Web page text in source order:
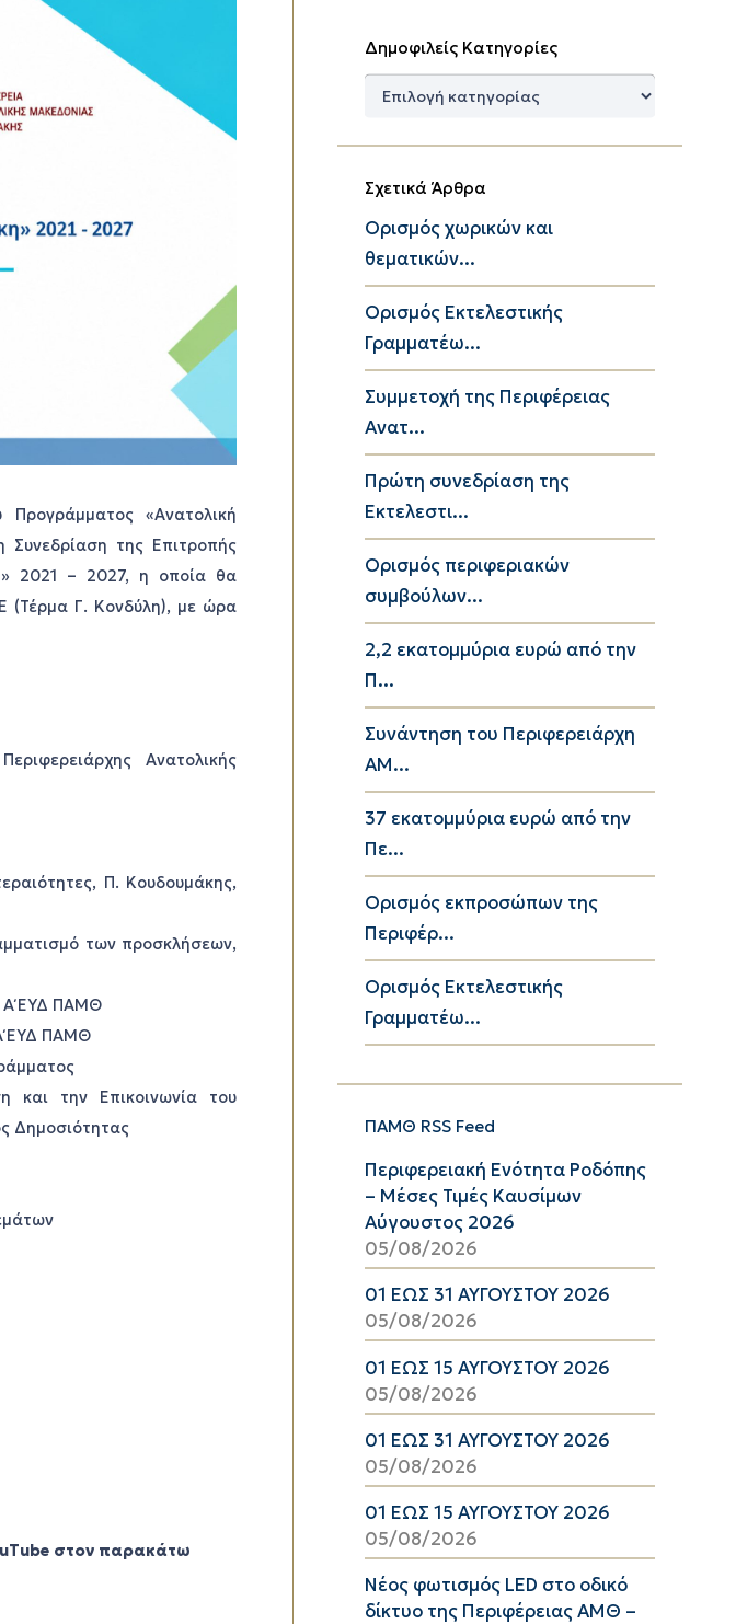
«Ανατολική
της Επιτροπής
2021 – 2027, η οποία θα
(Τέρμα Γ. Κονδύλη), με ώρα
Ανατολικής
Π. Κουδουμάκης,
των προσκλήσεων,
Α΄ ΕΥΔ ΠΑΜΘ
ΕΥΔ ΠΑΜΘ
και την Επικοινωνία του
Δημοσιότητας
στον παρακάτω
Δημοφιλείς Κατηγορίες
Δημοφιλείς
Σχετικά Άρθρα
Ορισμός χωρικών και
θεματικών...
Ορισμός Εκτελεστικής
Γραμματέω...
Συμμετοχή της Περιφέρειας
Ανατ...
Πρώτη συνεδρίαση της
Εκτελεστι...
Ορισμός περιφεριακών
συμβούλων...
2,2 εκατομμύρια ευρώ από την
Π...
Συνάντηση του Περιφερειάρχη
ΑΜ...
37 εκατομμύρια ευρώ από την
Πε...
Ορισμός εκπροσώπων της
Περιφέρ...
Ορισμός Εκτελεστικής
Γραμματέω...
ΠΑΜΘ RSS Feed
Περιφερειακή Ενότητα Ροδόπης
– Μέσες Τιμές Καυσίμων
Αύγουστος 2026
05/08/2026
01 ΕΩΣ 31 ΑΥΓΟΥΣΤΟΥ 2026
05/08/2026
01 ΕΩΣ 15 ΑΥΓΟΥΣΤΟΥ 2026
05/08/2026
01 ΕΩΣ 31 ΑΥΓΟΥΣΤΟΥ 2026
05/08/2026
01 ΕΩΣ 15 ΑΥΓΟΥΣΤΟΥ 2026
05/08/2026
Νέος φωτισμός LED στο οδικό
δίκτυο της Περιφέρειας ΑΜΘ –